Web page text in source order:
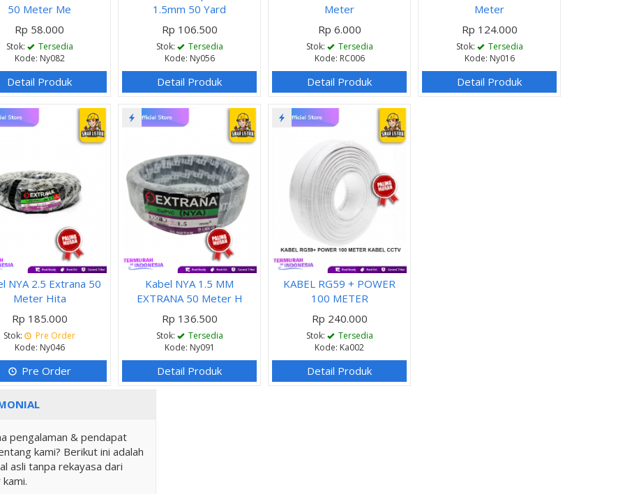
50 Meter Me
Rp 58.000
Stok:
Tersedia
Kode: Ny082
Detail Produk
1.5mm 50 Yard
Rp 106.500
Stok:
Tersedia
Kode: Ny056
Detail Produk
Meter
Rp 6.000
Stok:
Tersedia
Kode: RC006
Detail Produk
Meter
Rp 124.000
Stok:
Tersedia
Kode: Ny016
Detail Produk
NYA 2.5 Extrana 50
Meter Hita
Rp 185.000
Stok:
Pre Order
Kode: Ny046
Pre Order
Kabel NYA 1.5 MM
EXTRANA 50 Meter H
Rp 136.500
Stok:
Tersedia
Kode: Ny091
Detail Produk
KABEL RG59 + POWER
100 METER
Rp 240.000
Stok:
Tersedia
Kode: Ka002
Detail Produk
pengalaman & pendapat
kami? Berikut ini adalah
asli tanpa rekayasa dari